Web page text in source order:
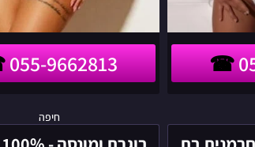
055-9662813
חיפהבוגרת
ומונסה